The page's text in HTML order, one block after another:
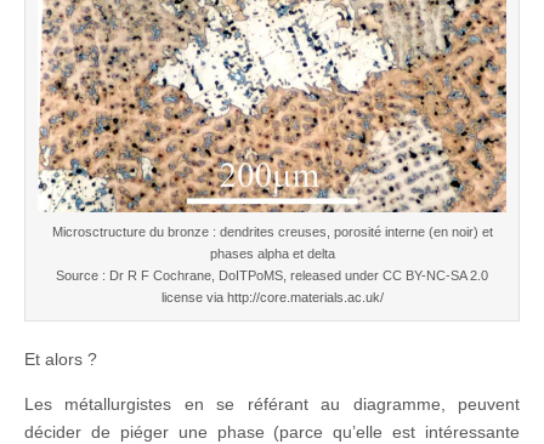
Microsctructure du bronze : dendrites creuses, porosité interne (en noir) et
phases alpha et delta
Source : Dr R F Cochrane, DoITPoMS, released under CC BY-NC-SA 2.0
license via http://core.materials.ac.uk/
Et alors ?
Les métallurgistes en se référant au diagramme, peuvent
décider de piéger une phase (parce qu’elle est intéressante